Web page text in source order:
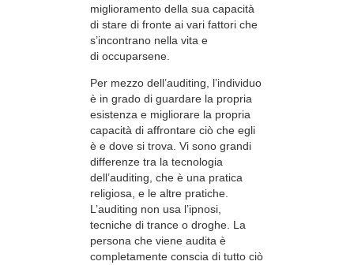
miglioramento della sua capacità
di stare di fronte ai vari fattori che
s’incontrano nella vita e
di occuparsene.
Per mezzo dell’auditing, l’individuo
è in grado di guardare la propria
esistenza e migliorare la propria
capacità di affrontare ciò che egli
è e dove si trova. Vi sono grandi
differenze tra la tecnologia
dell’auditing, che è una pratica
religiosa, e le altre pratiche.
L’auditing non usa l’ipnosi,
tecniche di trance o droghe. La
persona che viene audita è
completamente conscia di tutto ciò